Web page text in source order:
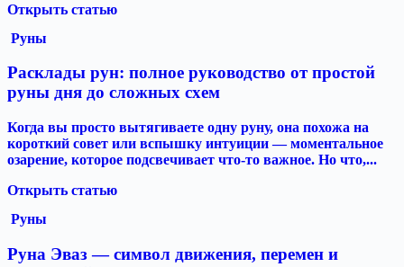
Открыть статью
Руны
Расклады рун: полное руководство от простой
руны дня до сложных схем
Когда вы просто вытягиваете одну руну, она похожа на
короткий совет или вспышку интуиции — моментальное
озарение, которое подсвечивает что-то важное. Но что,...
Открыть статью
Руны
Руна Эваз — символ движения, перемен и